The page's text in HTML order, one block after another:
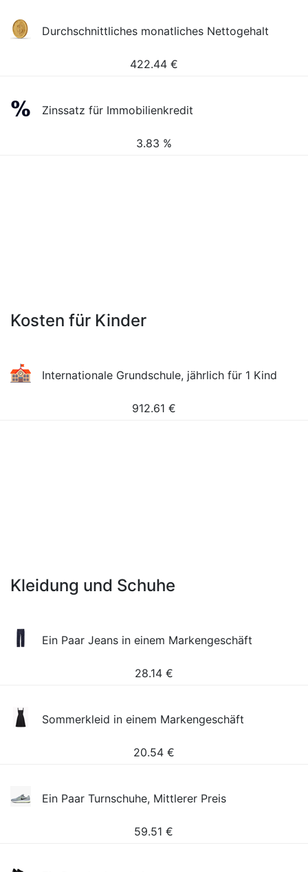
Durchschnittliches monatliches Nettogehalt
422.44 €
Zinssatz für Immobilienkredit
3.83 %
Kosten für Kinder
Internationale Grundschule, jährlich für 1 Kind
912.61 €
Kleidung und Schuhe
Ein Paar Jeans in einem Markengeschäft
28.14 €
Sommerkleid in einem Markengeschäft
20.54 €
Ein Paar Turnschuhe, Mittlerer Preis
59.51 €